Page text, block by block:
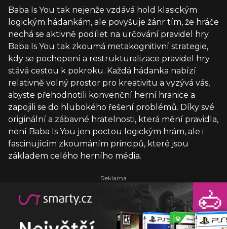
Baba Is You tak nejenže vzdává hold klasickým
logickým hádankám, ale povyšuje žánr tím, že hráče
nechá se aktivně podílet na určování pravidel hry.
Baba Is You tak zkoumá metakognitivní strategie,
kdy se pochopení a restrukturalizace pravidel hry
stává cestou k pokroku. Každá hádanka nabízí
relativně volný prostor pro kreativitu a vyzývá vás,
abyste přehodnotili konvenční herní hranice a
zapojili se do hlubokého řešení problémů. Díky své
originální a zábavné hratelnosti, která mění pravidla,
není Baba Is You jen poctou logickým hrám, ale i
fascinujícím zkoumáním principů, které jsou
základem celého herního média.